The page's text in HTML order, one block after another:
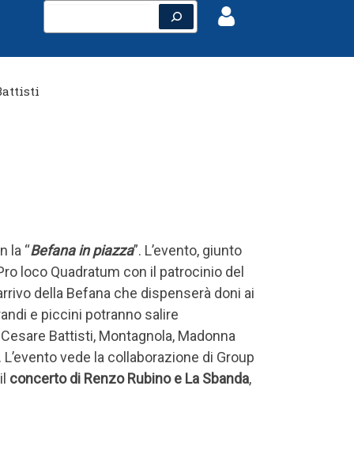
la “Befana in piazza”. L’evento, giunto
loco Quadratum con il patrocinio del
della Befana che dispenserà doni ai
e piccini potranno salire
Battisti, Montagnola, Madonna
vede la collaborazione di Group
concerto di Renzo Rubino e La Sbanda,